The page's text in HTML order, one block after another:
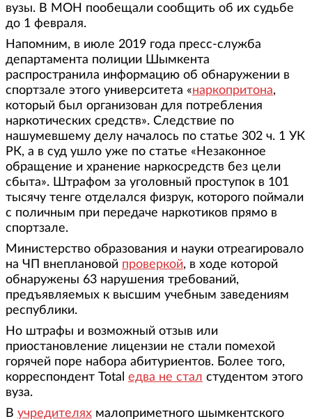
вузы. В МОН пообещали сообщить об их судьбе
до 1 февраля.
Напомним, в июле 2019 года пресс-служба
департамента полиции Шымкента
распространила информацию об обнаружении в
спортзале этого университета «наркопритона,
который был организован для потребления
наркотических средств». Следствие по
нашумевшему делу началось по статье 302 ч. 1 УК
РК, а в суд ушло уже по статье «Незаконное
обращение и хранение наркосредств без цели
сбыта». Штрафом за уголовный проступок в 101
тысячу тенге отделался физрук, которого поймали
с поличным при передаче наркотиков прямо в
спортзале.
Министерство образования и науки отреагировало
на ЧП внеплановой проверкой, в ходе которой
обнаружены 63 нарушения требований,
предъявляемых к высшим учебным заведениям
республики.
Но штрафы и возможный отзыв или
приостановление лицензии не стали помехой
горячей поре набора абитуриентов. Более того,
корреспондент Total едва не стал студентом этого
вуза.
В учредителях малоприметного шымкентского